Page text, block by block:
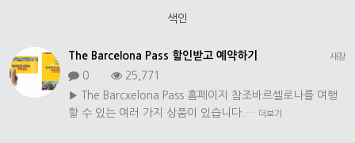
색인
새창
The Barcelona Pass 할인받고 예약하기
0
25,771
▶ The Barcxelona Pass 홈페이지 참조바르셀로나를 여행
할 수 있는 여러 가지 상품이 있습니다.…
더보기